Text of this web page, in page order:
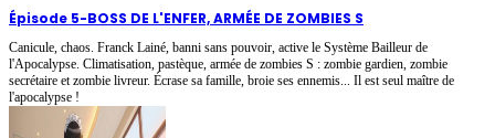
Épisode 5-BOSS DE L'ENFER, ARMÉE DE ZOMBIES S
Canicule, chaos. Franck Lainé, banni sans pouvoir, active le Système Bailleur de
l'Apocalypse. Climatisation, pastèque, armée de zombies S : zombie gardien, zombie
secrétaire et zombie livreur. Écrase sa famille, broie ses ennemis... Il est seul maître de
l'apocalypse !